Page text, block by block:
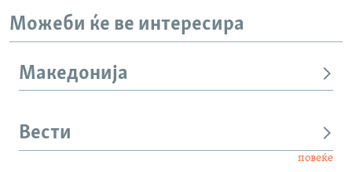
Можеби ќе ве интересира
Македонија
Вести
повеќе